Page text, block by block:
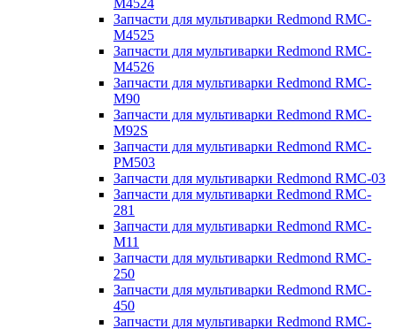
M4524
Запчасти для мультиварки Redmond RMC-
M4525
Запчасти для мультиварки Redmond RMC-
M4526
Запчасти для мультиварки Redmond RMC-
M90
Запчасти для мультиварки Redmond RMC-
M92S
Запчасти для мультиварки Redmond RMC-
PM503
Запчасти для мультиварки Redmond RMC-03
Запчасти для мультиварки Redmond RMC-
281
Запчасти для мультиварки Redmond RMC-
M11
Запчасти для мультиварки Redmond RMC-
250
Запчасти для мультиварки Redmond RMC-
450
Запчасти для мультиварки Redmond RMC-